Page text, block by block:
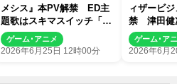
メシス』本PV解禁 ED主
題歌はスキマスイッチ「ク
ライマル」に決定
ゲーム･アニメ
2026年6月25日 12時00分
ィザービ
禁 津田健
中祐が新
ゲーム･ア
2026年6月